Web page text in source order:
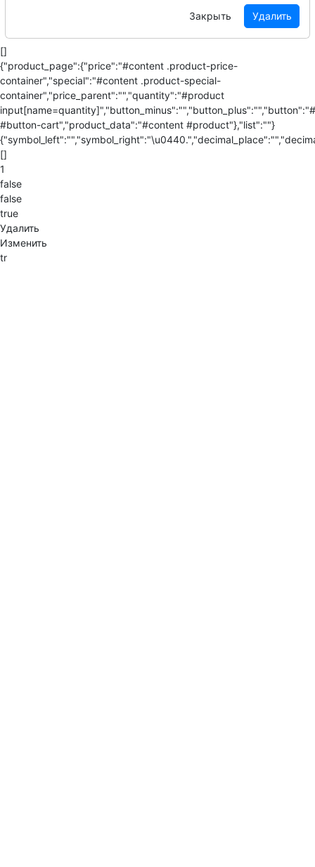
Закрыть Удалить
[]
{"product_page":{"price":"#content .product-price-
container","special":"#content .product-special-
container","price_parent":"","quantity":"#product
#button-cart","product_data":"#content #product"},"list":""}
[]
1
false
false
true
Удалить
Изменить
tr